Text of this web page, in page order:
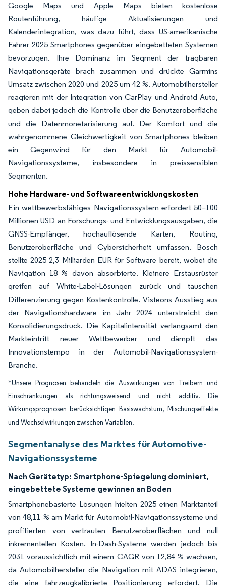
Google Maps und Apple Maps bieten kostenlose
Routenführung, häufige Aktualisierungen und
Kalenderintegration, was dazu führt, dass US-amerikanische
Fahrer 2025 Smartphones gegenüber eingebetteten Systemen
bevorzugen. Ihre Dominanz im Segment der tragbaren
Navigationsgeräte brach zusammen und drückte Garmins
Umsatz zwischen 2020 und 2025 um 42 %. Automobilhersteller
reagieren mit der Integration von CarPlay und Android Auto,
geben dabei jedoch die Kontrolle über die Benutzeroberfläche
und die Datenmonetarisierung auf. Der Komfort und die
wahrgenommene Gleichwertigkeit von Smartphones bleiben
ein Gegenwind für den Markt für Automobil-
Navigationssysteme, insbesondere in preissensiblen
Segmenten.
Hohe Hardware- und Softwareentwicklungskosten
Ein wettbewerbsfähiges Navigationssystem erfordert 50–100
Millionen USD an Forschungs- und Entwicklungsausgaben, die
GNSS-Empfänger, hochauflösende Karten, Routing,
Benutzeroberfläche und Cybersicherheit umfassen. Bosch
stellte 2025 2,3 Milliarden EUR für Software bereit, wobei die
Navigation 18 % davon absorbierte. Kleinere Erstausrüster
greifen auf White-Label-Lösungen zurück und tauschen
Differenzierung gegen Kostenkontrolle. Visteons Ausstieg aus
der Navigationshardware im Jahr 2024 unterstreicht den
Konsolidierungsdruck. Die Kapitalintensität verlangsamt den
Markteintritt neuer Wettbewerber und dämpft das
Innovationstempo in der Automobil-Navigationssystem-
Branche.
*Unsere Prognosen behandeln die Auswirkungen von Treibern und
Einschränkungen als richtungsweisend und nicht additiv. Die
Wirkungsprognosen berücksichtigen Basiswachstum, Mischungseffekte
und Wechselwirkungen zwischen Variablen.
Segmentanalyse des Marktes für Automotive-
Navigationssysteme
Nach Gerätetyp: Smartphone-Spiegelung dominiert,
eingebettete Systeme gewinnen an Boden
Smartphonebasierte Lösungen hielten 2025 einen Marktanteil
von 48,11 % am Markt für Automobil-Navigationssysteme und
profitierten von vertrauten Benutzeroberflächen und null
inkrementellen Kosten. In-Dash-Systeme werden jedoch bis
2031 voraussichtlich mit einem CAGR von 12,84 % wachsen,
da Automobilhersteller die Navigation mit ADAS integrieren,
die eine fahrzeugkalibrierte Positionierung erfordert. Die